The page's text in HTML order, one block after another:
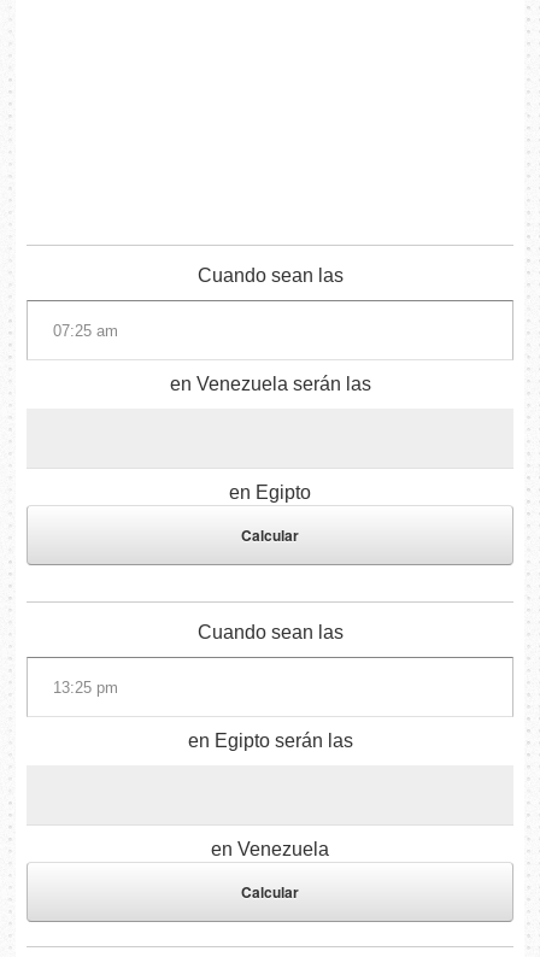
Cuando sean las
en Venezuela serán las
en Egipto
Cuando sean las
en Egipto serán las
en Venezuela